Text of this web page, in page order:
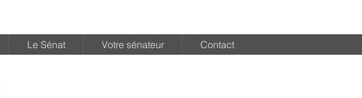
Le Sénat Votre sénateur Contact